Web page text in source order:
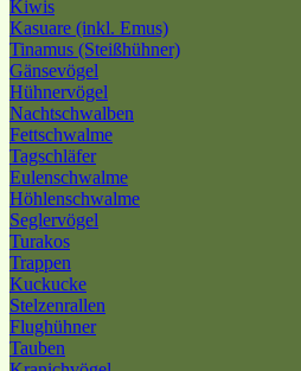
Kiwis
Kasuare (inkl. Emus)
Tinamus (Steißhühner)
Gänsevögel
Hühnervögel
Nachtschwalben
Fettschwalme
Tagschläfer
Eulenschwalme
Höhlenschwalme
Seglervögel
Turakos
Trappen
Kuckucke
Stelzenrallen
Flughühner
Tauben